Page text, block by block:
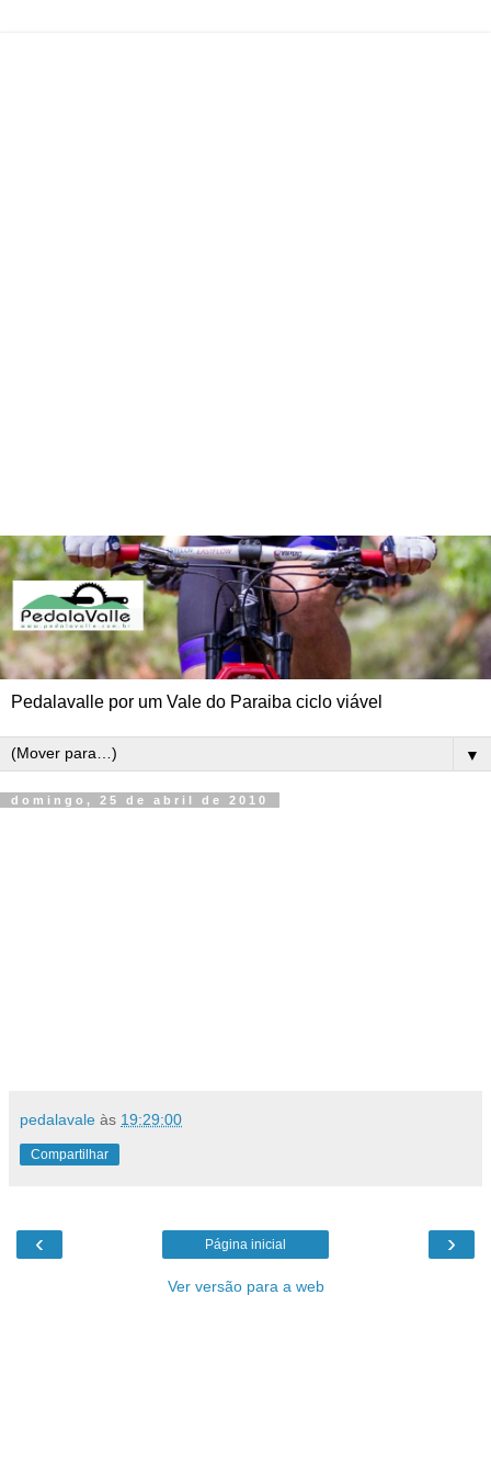
Pedalavalle por um Vale do Paraiba ciclo viável
▼
domingo, 25 de abril de 2010
pedalavale às 19:29:00
Compartilhar
‹ ›
Página inicial
Ver versão para a web